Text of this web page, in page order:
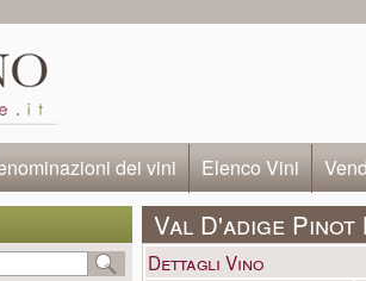
dei vini Elenco Vini
Val D'adige Pinot
Dettagli Vino